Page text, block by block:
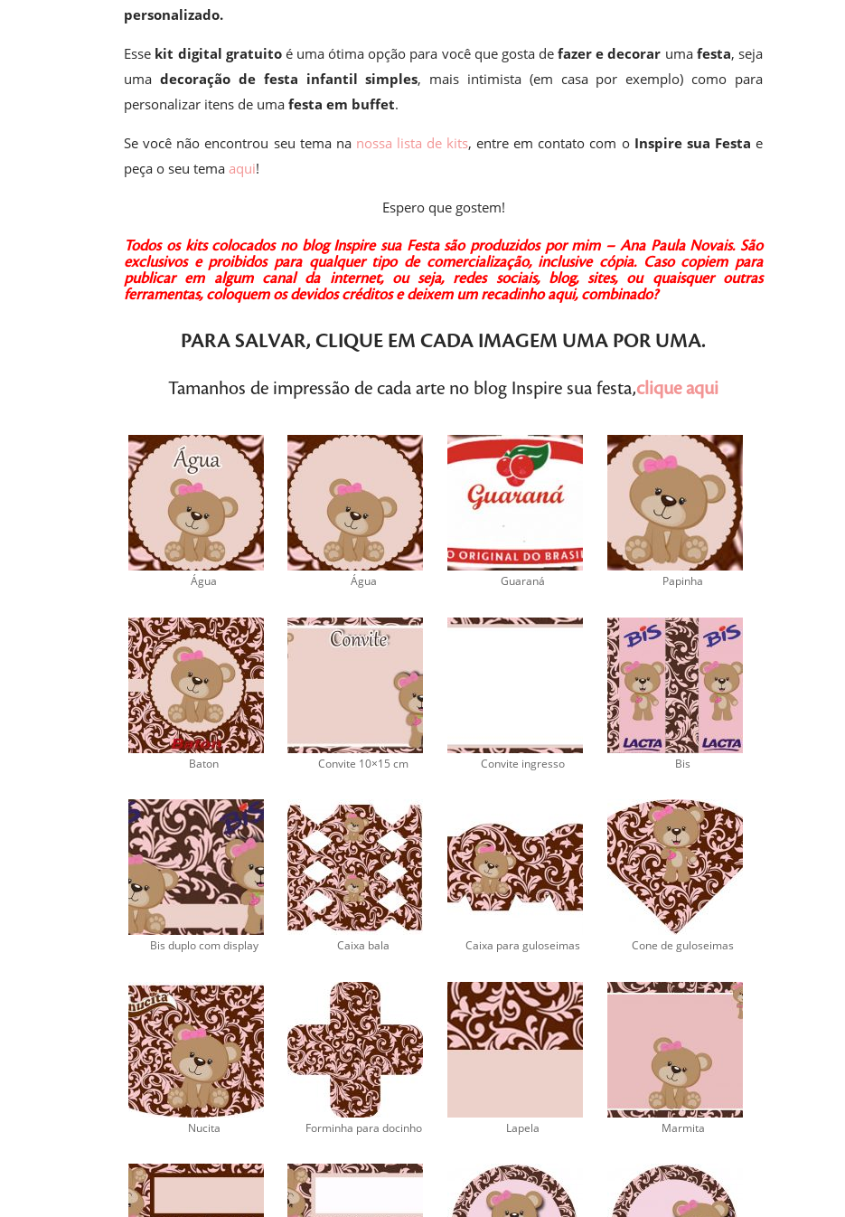
personalizado.
Esse kit digital gratuitoé uma ótima opção para você que gosta defazer e decorar uma festa, seja
umadecoração de festa infantil simples, mais intimista (em casa por exemplo) como para
personalizar itens de umafesta em buffet.
Se você não encontrou seu tema na nossa lista de kits, entre em contato com o Inspire sua Festa e
peça o seu temaaqui!
Espero que gostem!
Todos os kits colocados no blog Inspire sua Festa são produzidos por mim – Ana Paula Novais. São
exclusivos e proibidos para qualquer tipo de comercialização, inclusive cópia. Caso copiem para
publicar em algum canal da internet, ou seja, redes sociais, blog, sites, ou quaisquer outras
ferramentas, coloquem os devidos créditos e deixem um recadinho aqui, combinado?
PARA SALVAR,CLIQUE EM CADA IMAGEM UMA POR UMA.
Tamanhos de impressão de cada arte no blog Inspire sua festa,clique aqui
Água Água Guaraná Papinha
Baton Convite 10×15 cm Convite ingresso Bis
Bis duplo com display Caixa bala Caixa para guloseimas Cone de guloseimas
Nucita Forminha para docinho Lapela Marmita